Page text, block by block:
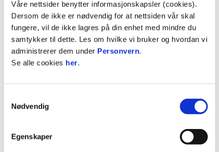
Våre nettsider benytter informasjonskapsler (cookies).
Dersom de ikke er nødvendig for at nettsiden vår skal
fungere, vil de ikke lagres på din enhet med mindre du
samtykker til dette. Les om hvilke vi bruker og hvordan vi
administrerer dem under Personvern.
Se alle cookies her.
Nødvendig
Egenskaper
02:56
OBOS-ligaen 2026 Runde 13